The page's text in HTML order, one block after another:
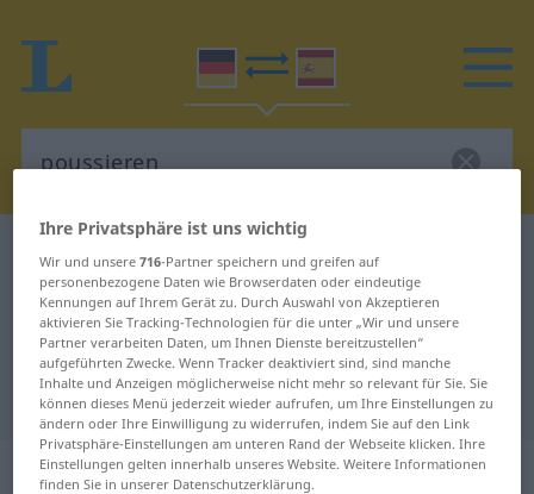
Deutsch-Spanisch Wörterbuch poussieren
Deutsch-Spanisch Übersetzung für
"poussieren"
"poussieren" Spanisch Übersetzung
„poussieren“: intransitives Verb
Ihre Privatsphäre ist uns wichtig
Wir und unsere716-Partner speichern und greifen auf
personenbezogene Daten wie Browserdaten oder eindeutige
Kennungen auf Ihrem Gerät zu. Durch Auswahl von Akzeptieren
aktivieren Sie Tracking-Technologien für die unter „Wir und unsere
Partner verarbeiten Daten, um Ihnen Dienste bereitzustellen“
aufgeführten Zwecke. Wenn Tracker deaktiviert sind, sind manche
Inhalte und Anzeigen möglicherweise nicht mehr so relevant für Sie. Sie
können dieses Menü jederzeit wieder aufrufen, um Ihre Einstellungen zu
ändern oder Ihre Einwilligung zu widerrufen, indem Sie auf den Link
Privatsphäre-Einstellungen am unteren Rand der Webseite klicken. Ihre
Einstellungen gelten innerhalb unseres Website. Weitere Informationen
finden Sie in unserer Datenschutzerklärung.